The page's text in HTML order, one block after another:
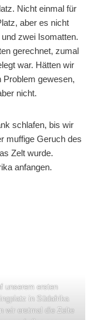
Nicht einmal für
aber es nicht
zwei Isomatten.
gerechnet, zumal
war. Hätten wir
Problem gewesen,
nicht.
schlafen, bis wir
muffige Geruch des
Zelt wurde.
anfangen.
unserem ersten
in Südafrika
wir erstmal die Zelte